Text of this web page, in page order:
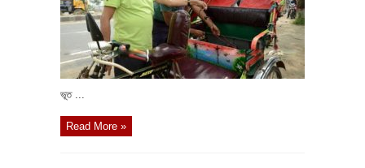
ভূত ...
Read More »